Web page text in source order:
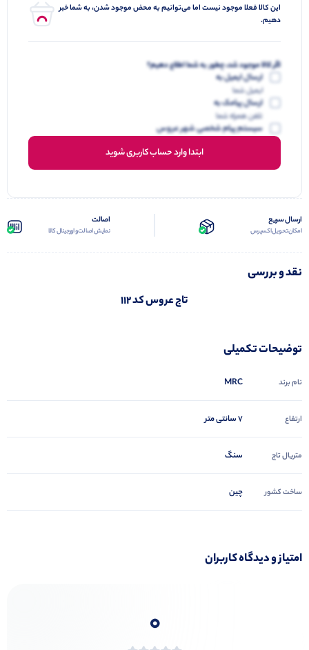
این کالا فعلا موجود نیست اما می‌توانیم به محض موجود شدن، به شما خبر
دهیم.
اگر کالا موجود شد، چطور به شما اطلاع دهیم؟
ارسال ایمیل به
ایمیل شما
ارسال پیامک به
تلفن همراه شما
سیستم پیام شخصی شهر عروس
ابتدا وارد حساب کاربری شوید
ارسال سریع
امکان تحویل اکسپرس
اصالت
نمایش اصالت و اورجینال کالا
نقد و بررسی
تاج عروس کد 112
توضیحات تکمیلی
نام برند MRC
ارتفاع 7 سانتی متر
متریال تاج سنگ
ساخت کشور چین
امتیاز و دیدگاه کاربران
0